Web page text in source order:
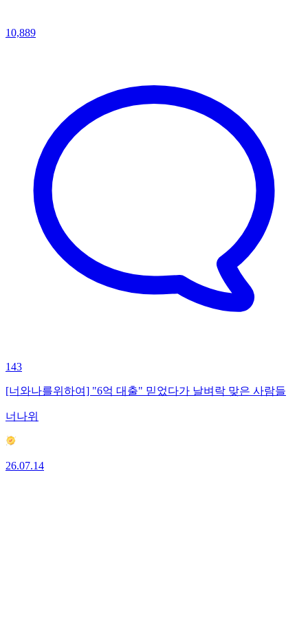
10,889
143
[너와나를위하여] "6억 대출" 믿었다가 날벼락 맞은 사람들
너나위
26.07.14